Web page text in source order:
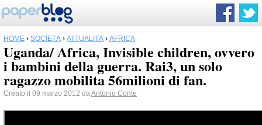
HOME › SOCIETÀ › ATTUALITÀ › AFRICA
Uganda/ Africa, Invisible children, ovvero
i bambini della guerra. Rai3, un solo
ragazzo mobilita 56milioni di fan.
Creato il 09 marzo 2012 daAntonio Conte